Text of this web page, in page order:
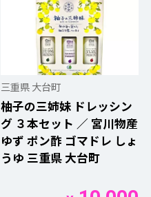
三重県 大台町
柚子の三姉妹 ドレッシン
グ ３本セット ／ 宮川物産
ゆず ポン酢 ゴマドレ しょ
うゆ 三重県 大台町